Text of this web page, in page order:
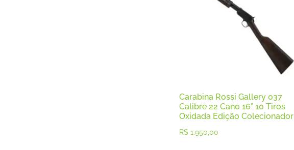
Carabina Rossi Gallery 037
Calibre 22 Cano 16” 10 Tiros
Oxidada Edição Colecionador
R$ 1.950,00